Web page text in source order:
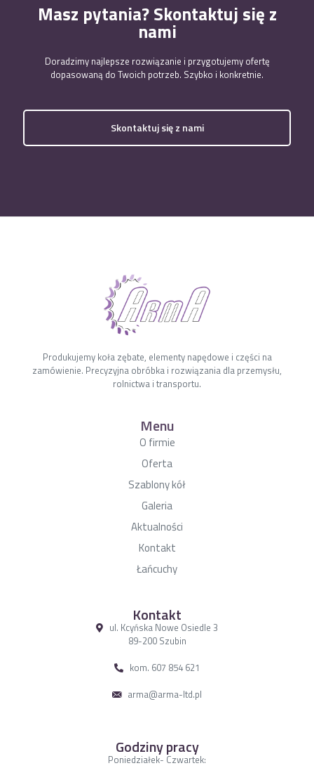
Masz pytania? Skontaktuj się z
nami
Doradzimy najlepsze rozwiązanie i przygotujemy ofertę
dopasowaną do Twoich potrzeb. Szybko i konkretnie.
Skontaktuj się z nami
Produkujemy koła zębate, elementy napędowe i części na
zamówienie. Precyzyjna obróbka i rozwiązania dla przemysłu,
rolnictwa i transportu.
Menu
O firmie
Oferta
Szablony kół
Galeria
Aktualności
Kontakt
Łańcuchy
Kontakt
ul. Kcyńska Nowe Osiedle 3
89-200 Szubin
kom. 607 854 621
arma@arma-ltd.pl
Godziny pracy
Poniedziałek- Czwartek: